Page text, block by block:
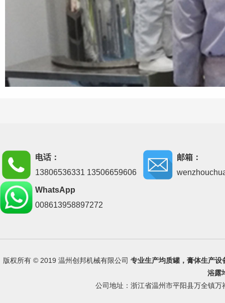
电话：
13806536331 13506659606
邮箱：
WhatsApp
008613958897272
版权所有 © 2019 温州创邦机械有限公司 专业生产均质罐 ， 膏体生产设
浴露
公司地址：浙江省温州市平阳县万全镇